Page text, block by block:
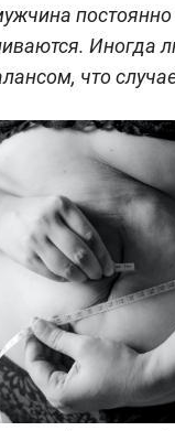
постоянно
Иногда
что